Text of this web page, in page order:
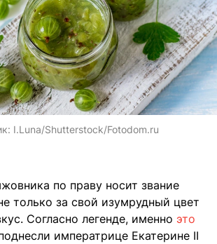
I.Luna/Shutterstock/Fotodom.ru
по праву носит звание
только за свой изумрудный цвет
Согласно легенде, именно это
императрице Екатерине II